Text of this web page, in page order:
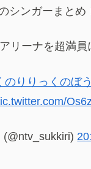
シンガーまとめ
リーナを超満
のりりっくのぼ